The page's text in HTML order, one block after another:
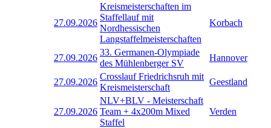
27.09.2026
Kreismeisterschaften im
Staffellauf mit
Nordhessischen
Langstaffelmeisterschaften
Korbach
27.09.2026
33. Germanen-Olympiade
des Mühlenberger SV
Hannover
27.09.2026
Crosslauf Friedrichsruh mit
Kreismeisterschaft
Geestland
27.09.2026
NLV+BLV - Meisterschaft
Team + 4x200m Mixed
Staffel
Verden